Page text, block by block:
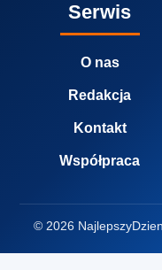
Serwis
O nas
Redakcja
Kontakt
Współpraca
© 2026